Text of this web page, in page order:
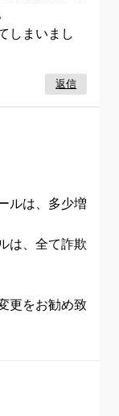
しまいまし
返信
ルは、多少増
は、全て詐欺
更をお勧め致